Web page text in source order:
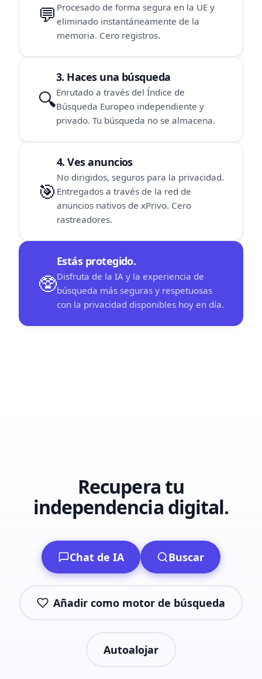
💬 Procesado de forma segura en la UE y
eliminado instantáneamente de la
memoria. Cero registros.
🔍
3. Haces una búsqueda
Enrutado a través del Índice de
Búsqueda Europeo independiente y
privado. Tu búsqueda no se almacena.
🎯
4. Ves anuncios
No dirigidos, seguros para la privacidad.
Entregados a través de la red de
anuncios nativos de xPrivo. Cero
rastreadores.
🥸
Estás protegido.
Disfruta de la IA y la experiencia de
búsqueda más seguras y respetuosas
con la privacidad disponibles hoy en día.
Recupera tu
independencia digital.
Chat de IA Buscar
Añadir como motor de búsqueda
Autoalojar